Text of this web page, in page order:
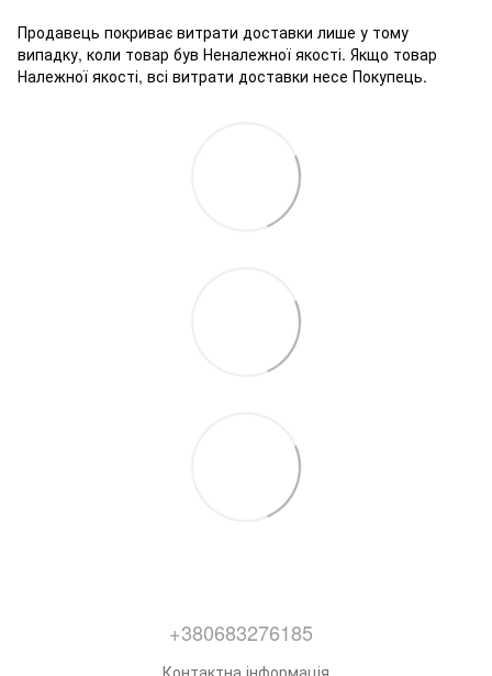
Продавець покриває витрати доставки лише у тому
випадку, коли товар був Неналежної якості. Якщо товар
Належної якості, всі витрати доставки несе Покупець.
+380683276185
Контактна інформація